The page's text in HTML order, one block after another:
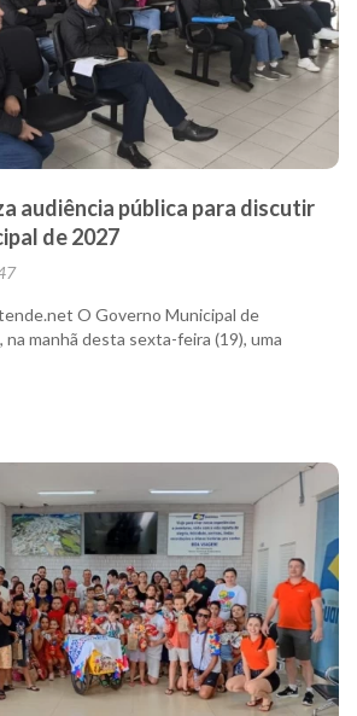
audiência pública para discutir
de 2027
O Governo Municipal de
manhã desta sexta-feira (19), uma